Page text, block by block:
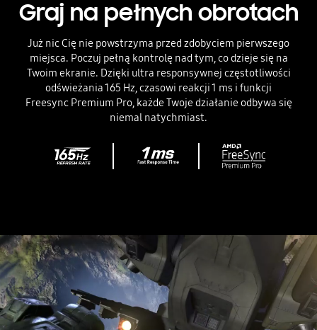
Graj na pełnych obrotach
Już nic Cię nie powstrzyma przed zdobyciem pierwszego
miejsca. Poczuj pełną kontrolę nad tym, co dzieje się na
Twoim ekranie. Dzięki ultra responsywnej częstotliwości
odświeżania 165 Hz, czasowi reakcji 1 ms i funkcji
Freesync Premium Pro, każde Twoje działanie odbywa się
niemal natychmiast.